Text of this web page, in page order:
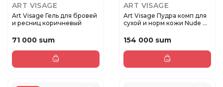
ART VISAGE
Art Visage Гель для бровей
и ресниц коричневый
71 000 sum
ART VISAGE
Art Visage Пудра комп для
сухой и норм кожи Nude ...
154 000 sum